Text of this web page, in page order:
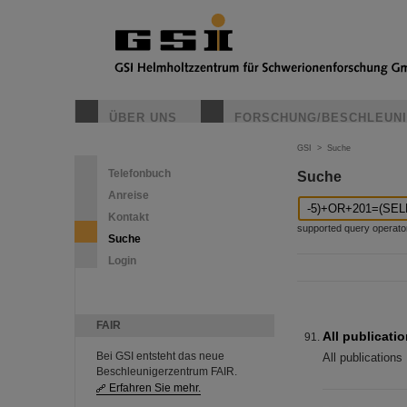
ÜBER UNS FORSCHUNG/
Telefonbuch
Anreise
Kontakt
Suche
Login
FAIR
Bei GSI entsteht das neue
Beschleunigerzentrum FAIR.
Erfahren Sie mehr.
GSI > Suche
Suche
supported query
All
All publications